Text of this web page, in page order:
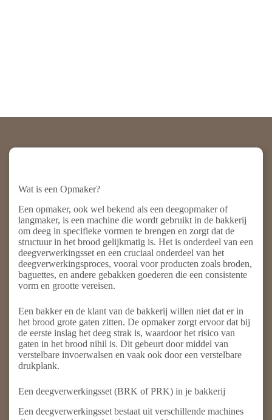
Wat is een Opmaker?
Een opmaker, ook wel bekend als een deegopmaker of
langmaker, is een machine die wordt gebruikt in de bakkerij
om deeg in specifieke vormen te brengen en zorgt dat de
structuur in het brood gelijkmatig is. Het is onderdeel van een
deegverwerkingsset en een cruciaal onderdeel van het
deegverwerkingsproces, vooral voor producten zoals broden,
baguettes, en andere gebakken goederen die een consistente
vorm en grootte vereisen.
Een bakker en de klant van de bakkerij willen niet dat er in
het brood grote gaten zitten. De opmaker zorgt ervoor dat bij
de eerste inslag het deeg strak is, waardoor het risico van
gaten in het brood nihil is. Dit gebeurt door middel van
verstelbare invoerwalsen en vaak ook door een verstelbare
drukplank.
Een deegverwerkingsset (BRK of PRK) in je bakkerij
Een deegverwerkingsset bestaat uit verschillende machines